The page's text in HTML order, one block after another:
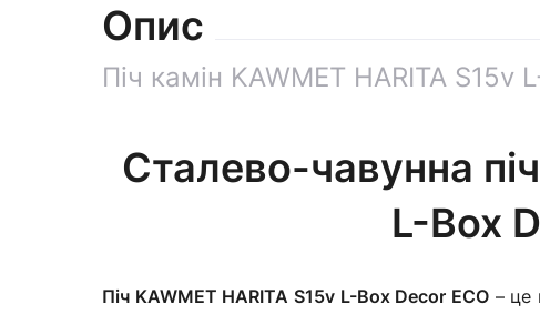
Опис
Піч камін KAWMET HARITA S15v
Сталево-чавунна
L-Box
Піч KAWMET HARITA S15v L-Box Decor ECO – це